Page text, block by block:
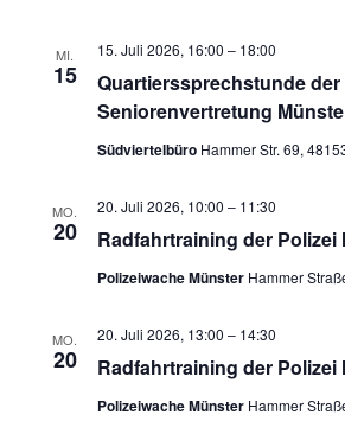
MI.
15
Quartierssprechstunde
Seniorenvertretung
15. Juli 2026, 16:00 – 18:00
Südviertelbüro Hammer Str. 69,
MO.
20 Radfahrtraining der Polizei
20. Juli 2026, 10:00 – 11:30
Polizeiwache Münster Hammer
MO.
20 Radfahrtraining der Polizei
20. Juli 2026, 13:00 – 14:30
Polizeiwache Münster Hammer